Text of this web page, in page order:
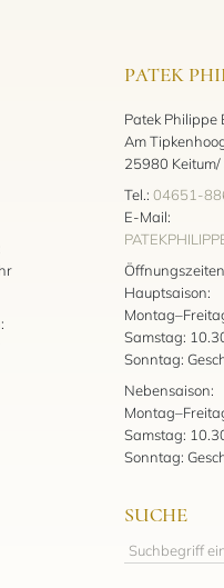
PATEK
Patek Philippe
Am
25980 Keitum/
Tel.: 04651-
E-Mail:
Hauptsaison:
Samstag:
Sonntag:
Nebensaison:
Samstag:
Sonntag:
SUCHE